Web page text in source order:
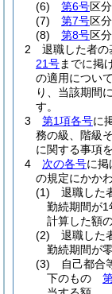
(6)
第6号区
(7)
第7号区
(8)
第8号区
2
退職した者の
21号までに掲
の適用につい
り、当該期間
す。
3
第1項各号に
務の級、階級
に関する事項
4
次の各号に掲
の規定にかかわ
(1)
退職した
勤続期間が
計算した額
(2)
退職した
勤続期間が
(3)
自己都合
下のもの